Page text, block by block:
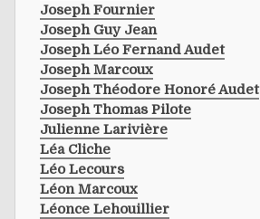
Joseph Fournier
Joseph Guy Jean
Joseph Léo Fernand Audet
Joseph Marcoux
Joseph Théodore Honoré Audet
Joseph Thomas Pilote
Julienne Larivière
Léa Cliche
Léo Lecours
Léon Marcoux
Léonce Lehouillier